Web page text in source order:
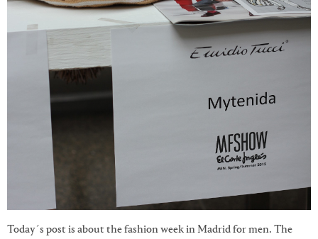
Today´s post is about the fashion week in Madrid for men. The